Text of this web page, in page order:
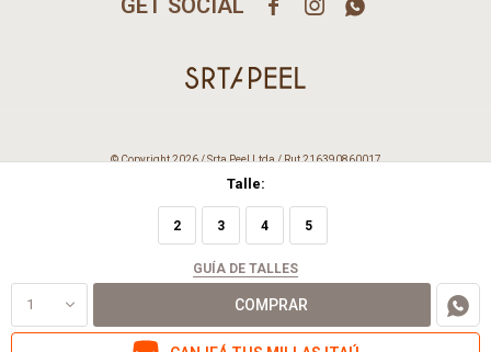
Talle:
2 3 4 5
GUÍA DE TALLES
1 COMPRAR
  
© Copyright 2026 / Srta Peel Ltda / Rut 216390860017